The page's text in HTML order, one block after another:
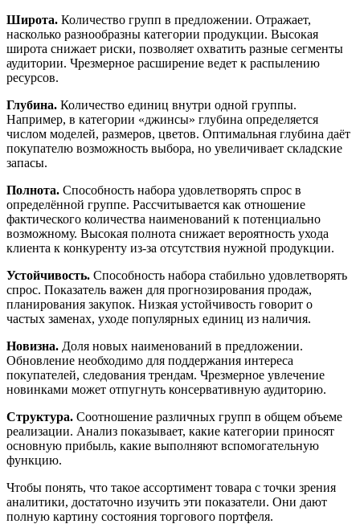
Широта. Количество групп в предложении. Отражает,
насколько разнообразны категории продукции. Высокая
широта снижает риски, позволяет охватить разные сегменты
аудитории. Чрезмерное расширение ведет к распылению
ресурсов.
Глубина. Количество единиц внутри одной группы.
Например, в категории «джинсы» глубина определяется
числом моделей, размеров, цветов. Оптимальная глубина даёт
покупателю возможность выбора, но увеличивает складские
запасы.
Полнота. Способность набора удовлетворять спрос в
определённой группе. Рассчитывается как отношение
фактического количества наименований к потенциально
возможному. Высокая полнота снижает вероятность ухода
клиента к конкуренту из-за отсутствия нужной продукции.
Устойчивость. Способность набора стабильно удовлетворять
спрос. Показатель важен для прогнозирования продаж,
планирования закупок. Низкая устойчивость говорит о
частых заменах, уходе популярных единиц из наличия.
Новизна. Доля новых наименований в предложении.
Обновление необходимо для поддержания интереса
покупателей, следования трендам. Чрезмерное увлечение
новинками может отпугнуть консервативную аудиторию.
Структура. Соотношение различных групп в общем объеме
реализации. Анализ показывает, какие категории приносят
основную прибыль, какие выполняют вспомогательную
функцию.
Чтобы понять, что такое ассортимент товара с точки зрения
аналитики, достаточно изучить эти показатели. Они дают
полную картину состояния торгового портфеля.